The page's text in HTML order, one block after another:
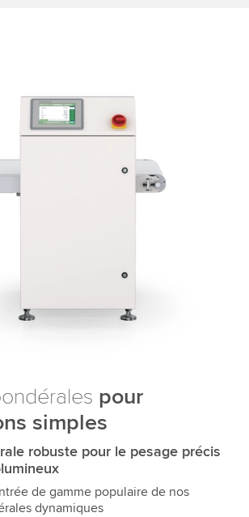
pour
simples
robuste pour le pesage précis
de gamme populaire de nos
dynamiques